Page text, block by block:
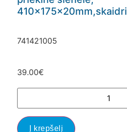
410x175x20mm,skaidri
741421005
39.00€
Į krepšelį